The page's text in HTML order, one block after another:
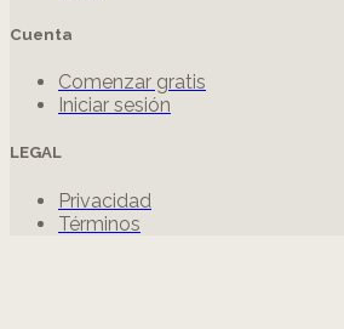
Cuenta
Comenzar gratis
Iniciar sesión
LEGAL
Privacidad
Términos